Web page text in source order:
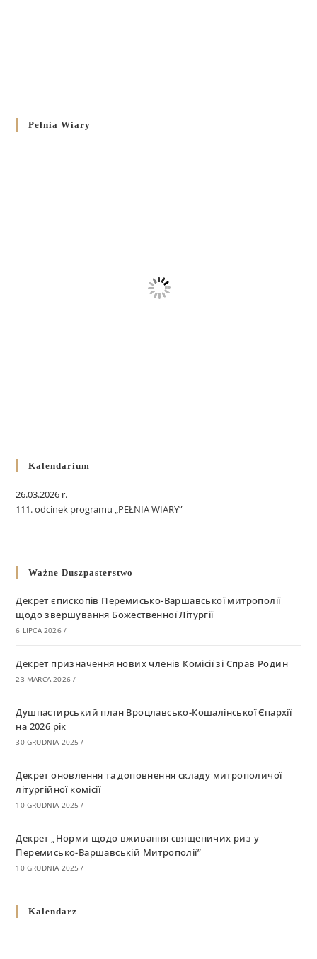
Pełnia Wiary
Kalendarium
26.03.2026 r.
111. odcinek programu „PEŁNIA WIARY”
Ważne Duszpasterstwo
Декрет єпископів Перемисько-Варшавської митрополії
щодо звершування Божественної Літургії
6 LIPCA 2026 /
Декрет призначення нових членів Комісії зі Справ Родин
23 MARCA 2026 /
Душпастирський план Вроцлавсько-Кошалінської Єпархії
на 2026 рік
30 GRUDNIA 2025 /
Декрет оновлення та доповнення складу митрополичої
літургійної комісії
10 GRUDNIA 2025 /
Декрет „Норми щодо вживання священичих риз у
Перемисько-Варшавській Митрополії”
10 GRUDNIA 2025 /
григоріанським календарем
Kalendarz